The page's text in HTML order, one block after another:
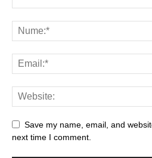
Save my name, email, and
next time I comment.